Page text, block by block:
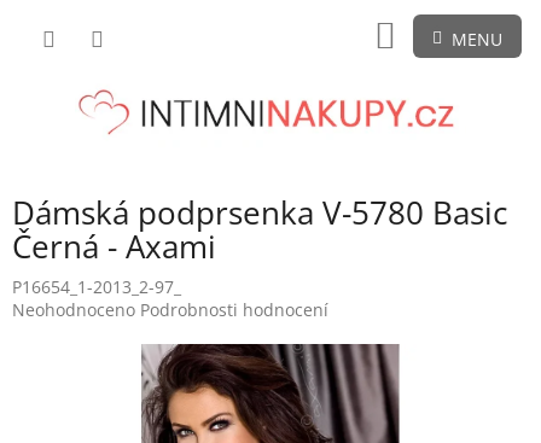
NÁKUPNÍ
KOŠÍK
Dámská podprsenka V-5780 Basic
Černá - Axami
P16654_1-2013_2-97_
Průměrné
Neohodnoceno Podrobnosti hodnocení